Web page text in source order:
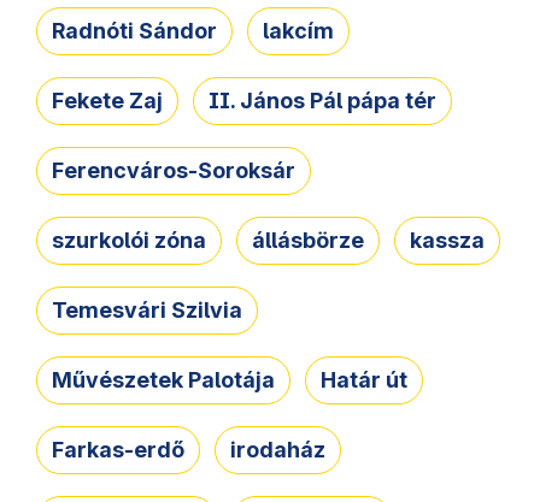
Radnóti Sándor lakcím
Fekete Zaj II. János Pál pápa tér
Ferencváros-Soroksár
szurkolói zóna állásbörze kassza
Temesvári Szilvia
Művészetek Palotája Határ út
Farkas-erdő irodaház